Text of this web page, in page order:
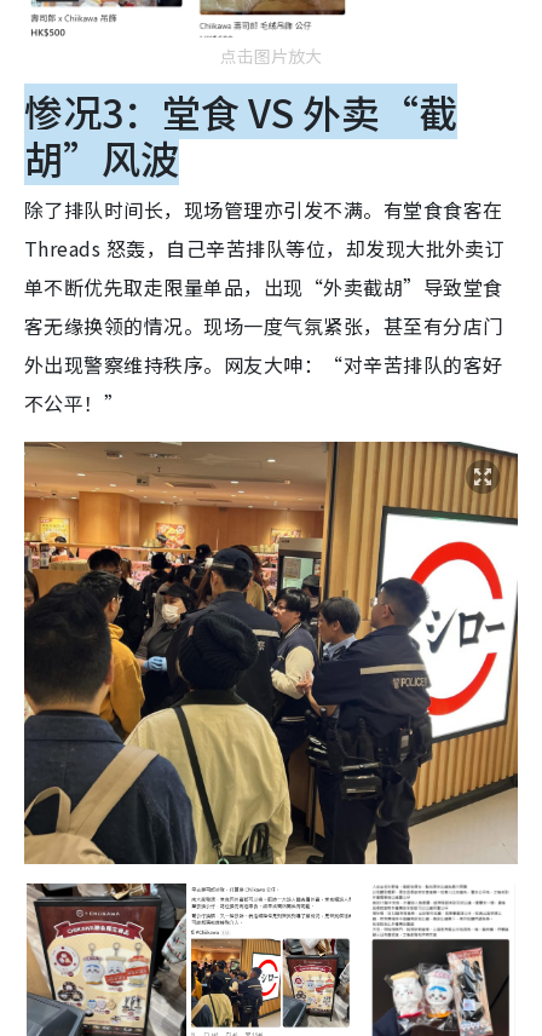
点击图片放大
惨况3：堂食 VS 外卖“截
胡”风波
除了排队时间长，现场管理亦引发不满。有堂食食客在
Threads 怒轰，自己辛苦排队等位，却发现大批外卖订
单不断优先取走限量单品，出现“外卖截胡”导致堂食
客无缘换领的情况。现场一度气氛紧张，甚至有分店门
外出现警察维持秩序。网友大呻：“对辛苦排队的客好
不公平！”